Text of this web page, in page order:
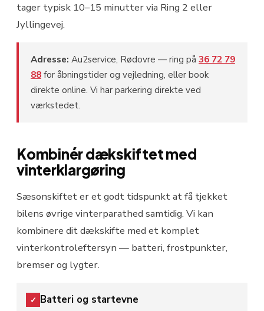
tager typisk 10–15 minutter via Ring 2 eller
Jyllingevej.
Adresse: Au2service, Rødovre — ring på 36 72 79
88 for åbningstider og vejledning, eller book
direkte online. Vi har parkering direkte ved
værkstedet.
Kombinér dækskiftet med
vinterklargøring
Sæsonskiftet er et godt tidspunkt at få tjekket
bilens øvrige vinterparathed samtidig. Vi kan
kombinere dit dækskifte med et komplet
vinterkontroleftersyn — batteri, frostpunkter,
bremser og lygter.
✓ Batteri og startevne